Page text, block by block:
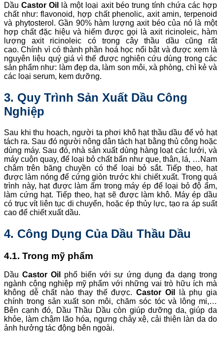
DầuCastor Oil
là một loại axit béo trung tính chứa các hợp
chất như: flavonoid, hợp chất phenolic, axit amin, terpenoid
và phytosterol. Gần 90% hàm lượng axit béo của nó là một
hợp chất đặc hiệu và hiếm được gọi là axit ricinoleic, hàm
lượng axit ricinoleic có trong cây thầu dầu cũng rất
cao. Chính vì có thành phần hoá học nổi bật và được xem là
nguyên liệu quý giá vì thế được nghiên cứu dùng trong các
sản phẩm như: làm đẹp da, làm son môi, xà phòng, chì kẻ và
các loại serum, kem dưỡng.
3. Quy Trình Sản Xuất Dầu Công
Nghiệp
Sau khi thu hoạch, người ta phơi khô hạt thầu dầu để vỏ hạt
tách ra. Sau đó người nông dân tách hạt bằng thủ công hoặc
dùng máy. Sau đó, nhà sản xuất dùng hàng loạt các lưới, và
máy cuộn quay, để loại bỏ chất bẩn như que, thân, lá, …Nam
châm trên băng chuyền có thể loại bỏ sắt. Tiếp theo, hạt
được làm nóng để cứng giòn trước khi chiết xuất. Trong quá
trình này, hạt được làm ấm trong máy ép để loại bỏ độ ẩm,
làm cứng hạt. Tiếp theo, hạt sẽ được làm khô. Máy ép dầu
có trục vít liên tục di chuyển, hoặc ép thủy lực, tạo ra áp suất
cao để chiết xuất dầu.
4. Công Dụng Của Dầu Thầu Dầu
4.1. Trong mỹ phẩm
Dầu Castor Oil
phổ biến với sự ứng dụng đa dạng trong
ngành công nghiệp mỹ phẩm với những vai trò hữu ích mà
không dễ chất nào thay thế được.Castor Oil
là phụ gia
chính trong sản xuất son môi, chăm sóc tóc và lông mi,…
Bên cạnh đó, Dầu Thầu Dầu còn giúp dưỡng da, giúp da
khỏe, làm chậm lão hóa, ngưng chảy xệ, cải thiện làn da do
ảnh hưởng tác động bên ngoài.